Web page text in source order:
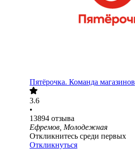
Пятёрочка. Команда магазинов
3.6
•
13894 отзыва
Ефремов, Молодежная
Откликнитесь среди первых
Откликнуться